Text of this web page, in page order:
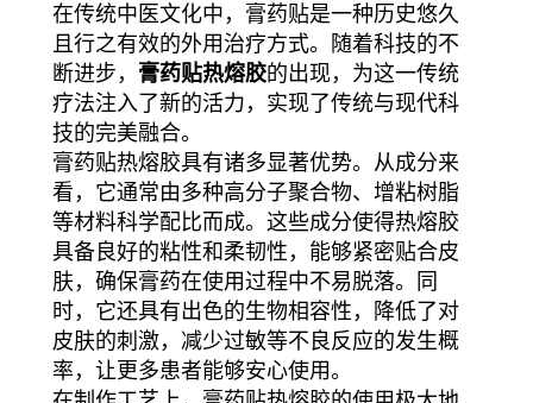
在传统中医文化中，膏药贴是一种历史悠久
且行之有效的外用治疗方式。随着科技的不
断进步， 膏药贴热熔胶的出现，为这一传统
疗法注入了新的活力，实现了传统与现代科
技的完美融合。
膏药贴热熔胶具有诸多显著优势。从成分来
看，它通常由多种高分子聚合物、增粘树脂
等材料科学配比而成。这些成分使得热熔胶
具备良好的粘性和柔韧性，能够紧密贴合皮
肤，确保膏药在使用过程中不易脱落。同
时，它还具有出色的生物相容性，降低了对
皮肤的刺激，减少过敏等不良反应的发生概
率，让更多患者能够安心使用。